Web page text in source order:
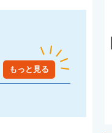
もっと見る